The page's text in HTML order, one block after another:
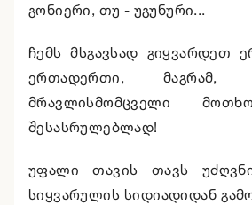
გონიერი, თუ - უგუნური...
ჩემს მსგავსად გიყვარდეთ
ერთადერთი, მაგრამ,
მრავლისმომცველი
შესასრულებლად!
უფალი თავის თავს
სიყვარულის სიდიადიდან